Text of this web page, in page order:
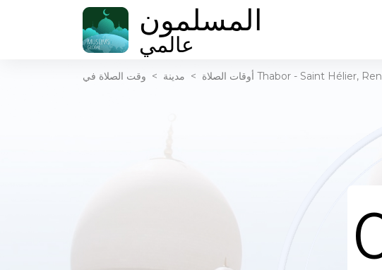
المسلمون
عالمي
أوقات الصلاة > مدينة >